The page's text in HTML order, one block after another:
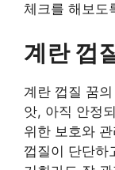
체크를 해보도
계란 껍
계란 껍질 꿈
앗, 아직 안정
위한 보호와
껍질이 단단하